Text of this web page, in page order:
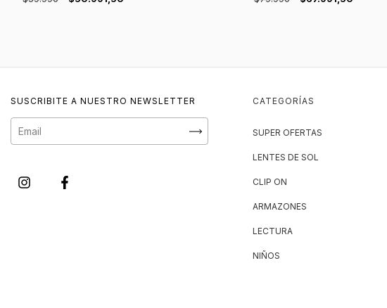
SUSCRIBITE A NUESTRO NEWSLETTER CATEGORÍAS
SUPER OFERTAS
LENTES DE SOL
CLIP ON
ARMAZONES
LECTURA
NIÑOS